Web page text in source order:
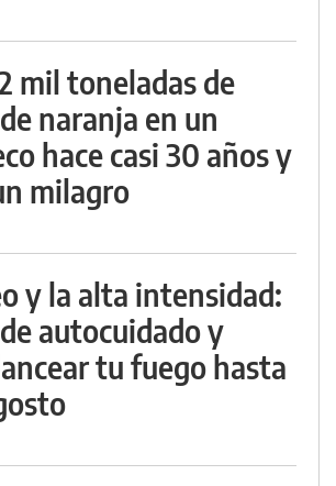
mil toneladas de
naranja en un
hace casi 30 años y
milagro
y la alta intensidad:
autocuidado y
tu fuego hasta